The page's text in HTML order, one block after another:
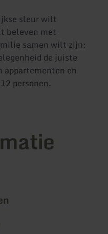
sleur wilt
beleven met
samen wilt zijn:
de juiste
appartementen en
personen.